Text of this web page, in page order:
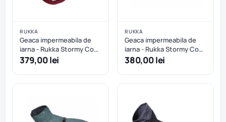
RUKKA
Geaca impermeabila de
iarna - Rukka Stormy Coat
- Burgundy - 50 cm
379,00 lei
RUKKA
Geaca impermeabila de
iarna - Rukka Stormy Coat
- Dark Agave - 50 cm
380,00 lei